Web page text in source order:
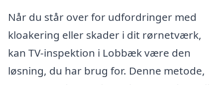
Når du står over for udfordringer med
kloakering eller skader i dit rørnetværk,
kan TV-inspektion i Lobbæk være den
løsning, du har brug for. Denne metode,